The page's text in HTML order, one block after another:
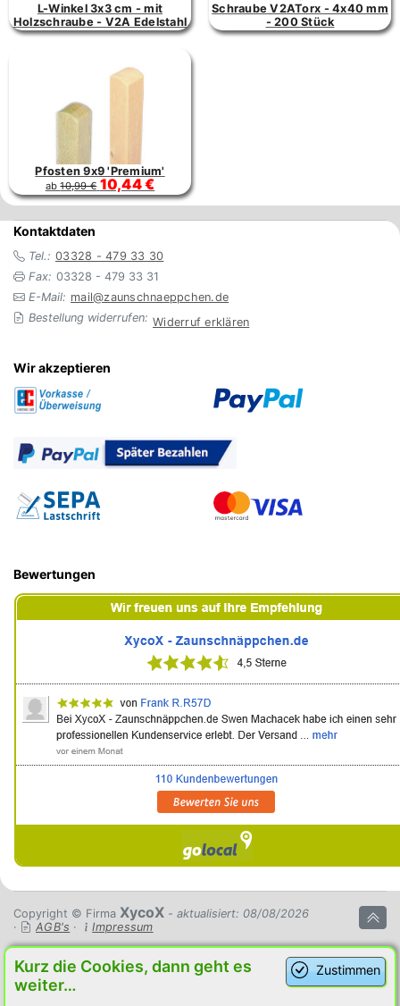
L-Winkel 3x3 cm - mit
Holzschraube - V2A Edelstahl
Schraube V2ATorx - 4x40 mm
- 200 Stück
Pfosten 9x9 'Premium'
ab10,99 € 10,44 €
Kontaktdaten
Tel.: 03328 - 479 33 30
Fax: 03328 - 479 33 31
E-Mail: mail@zaunschnaeppchen.de
Bestellung widerrufen: Widerruf erklären
Wir akzeptieren
Bewertungen
Copyright © Firma XycoX - aktualisiert: 08/08/2026
·
AGB's · Impressum
Zustimmen
Kurz die Cookies, dann geht es
weiter…